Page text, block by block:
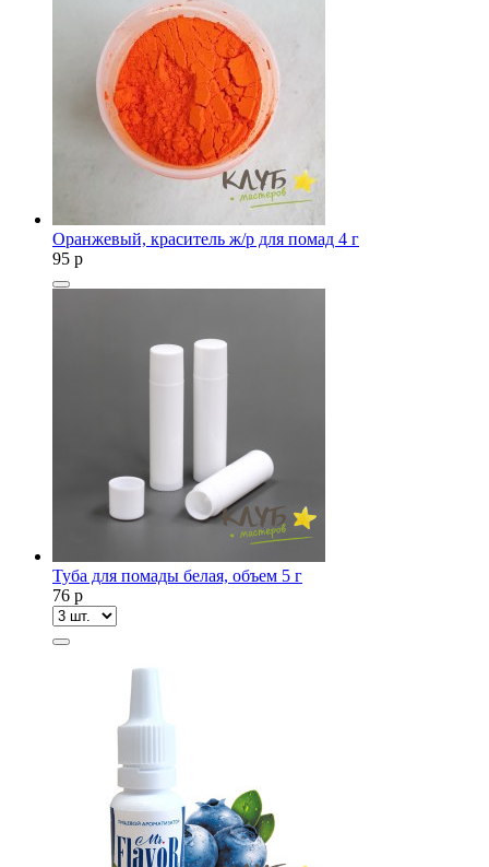
Оранжевый, краситель ж/р для помад 4 г
95 p
Туба для помады белая, объем 5 г
76 p